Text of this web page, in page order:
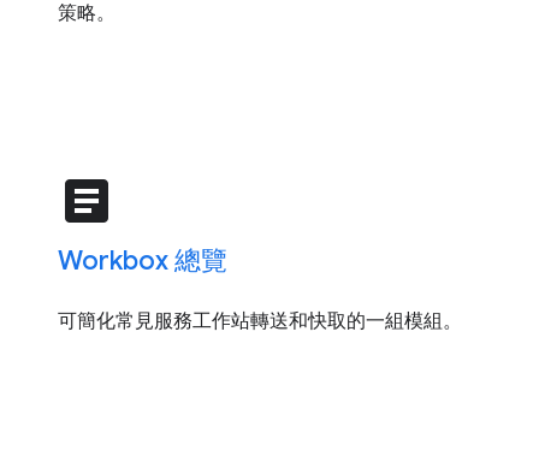
策略。
article
Workbox 總覽
可簡化常見服務工作站轉送和快取的一組模組。